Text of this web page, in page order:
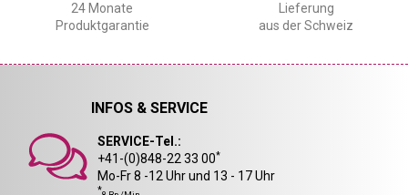
24 Monate
Produktgarantie
Lieferung
aus der Schweiz
INFOS & SERVICE
SERVICE-Tel.:
+41-(0)848-22 33 00*
Mo-Fr 8 -12 Uhr und 13 - 17 Uhr
*